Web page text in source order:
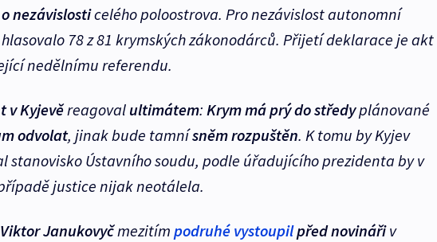
nezávislosticelého poloostrova. Pro nezávislost autonomní
78 z 81 krymských zákonodárců. Přijetí deklarace je akt
nedělnímu referendu.
v Kyjevěreagoval ultimátem: Krym má prý do středyplánované
odvolat, jinak bude tamnísněm rozpuštěn. K tomu by Kyjev
stanovisko Ústavního soudu, podle úřadujícího prezidenta by v
justice nijak neotálela.
Viktor Janukovyčmezitím podruhé vystoupilpřed novinářiv